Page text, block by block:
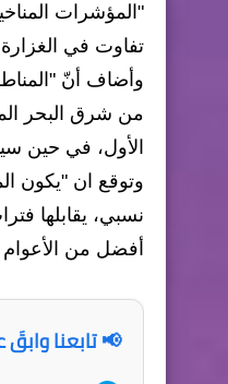
"المؤشرات
تفاوت في
وأضاف أنّ
من شرق البحر
الأول، في حين
نسبي، يقابلها
أفضل من الأعوام
📢 تابعنا